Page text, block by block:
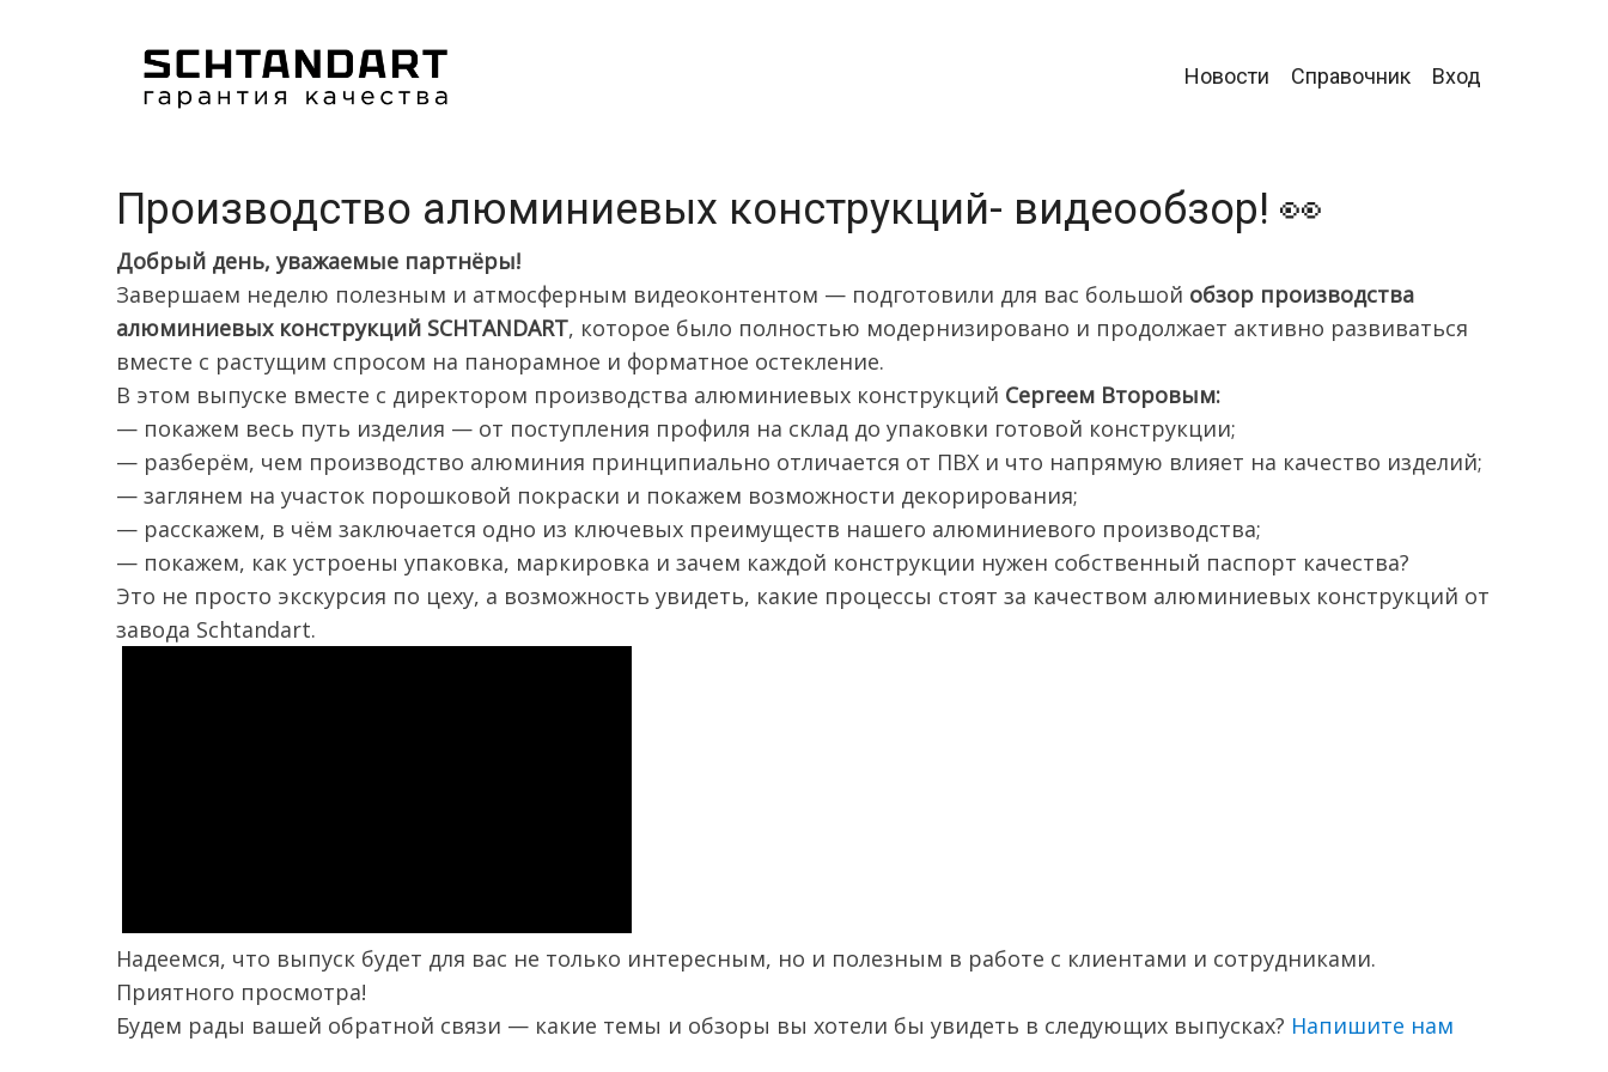
Главное
Новости Справочник Вход
Производство алюминиевых конструкций- видеообзор! 👀
Добрый день, уважаемые партнёры!
Завершаем неделю полезным и атмосферным видеоконтентом — подготовили для вас большой обзор производства
алюминиевых конструкций SCHTANDART, которое было полностью модернизировано и продолжает активно развиваться
вместе с растущим спросом на панорамное и форматное остекление.
В этом выпуске вместе с директором производства алюминиевых конструкций Сергеем Второвым:
— покажем весь путь изделия — от поступления профиля на склад до упаковки готовой конструкции;
— разберём, чем производство алюминия принципиально отличается от ПВХ и что напрямую влияет на качество изделий;
— заглянем на участок порошковой покраски и покажем возможности декорирования;
— расскажем, в чём заключается одно из ключевых преимуществ нашего алюминиевого производства;
— покажем, как устроены упаковка, маркировка и зачем каждой конструкции нужен собственный паспорт качества?
Это не просто экскурсия по цеху, а возможность увидеть, какие процессы стоят за качеством алюминиевых конструкций от
завода Schtandart.
Надеемся, что выпуск будет для вас не только интересным, но и полезным в работе с клиентами и сотрудниками.
Приятного просмотра!
Будем рады вашей обратной связи — какие темы и обзоры вы хотели бы увидеть в следующих выпусках? Напишите нам